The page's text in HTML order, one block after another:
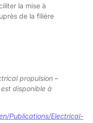
la mise à
de la filière
propulsion –
disponible à
Publications/Electrical-